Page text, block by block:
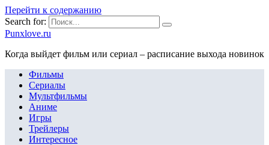
Перейти к содержанию
Search for:
Punxlove.ru
Когда выйдет фильм или сериал – расписание выхода новинок
Фильмы
Сериалы
Мультфильмы
Аниме
Игры
Трейлеры
Интересное